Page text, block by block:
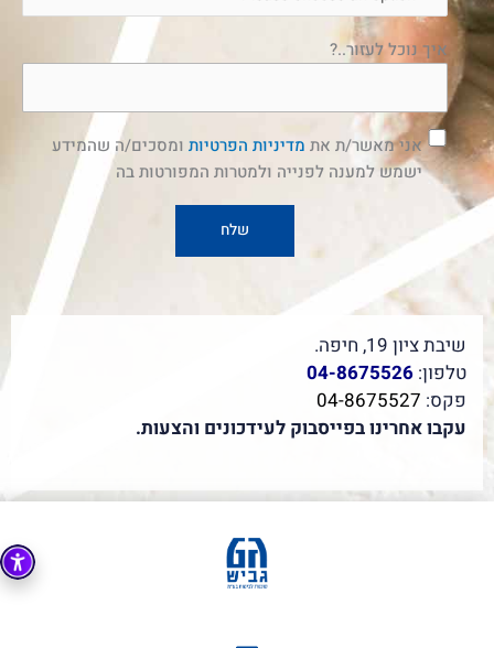
איך נוכל לעזור..?
אני מאשר/ת את מדיניות הפרטיות ומסכים/ה שהמידע
ישמש למענה לפנייה ולמטרות המפורטות בה
שיבת ציון 19, חיפה.
טלפון: 04-8675526
פקס: 04-8675527
עקבו אחרינו בפייסבוק לעידכונים והצעות.